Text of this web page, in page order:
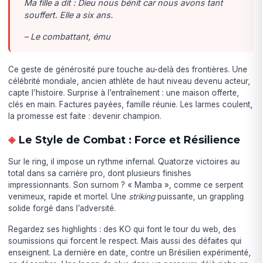
Ma fille a dit : Dieu nous bénit car nous avons tant
souffert. Elle a six ans.
– Le combattant, ému
Ce geste de générosité pure touche au-delà des frontières. Une
célébrité mondiale, ancien athlète de haut niveau devenu acteur,
capte l’histoire. Surprise à l’entraînement : une maison offerte,
clés en main. Factures payées, famille réunie. Les larmes coulent,
la promesse est faite : devenir champion.
Le Style de Combat : Force et Résilience
Sur le ring, il impose un rythme infernal. Quatorze victoires au
total dans sa carrière pro, dont plusieurs finishes
impressionnants. Son surnom ? « Mamba », comme ce serpent
venimeux, rapide et mortel. Une strikingpuissante, un grappling
solide forgé dans l’adversité.
Regardez ses highlights : des KO qui font le tour du web, des
soumissions qui forcent le respect. Mais aussi des défaites qui
enseignent. La dernière en date, contre un Brésilien expérimenté,